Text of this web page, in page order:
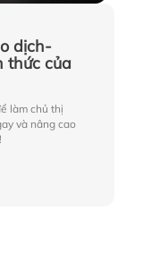
dịch-
thức của
làm chủ thị
và nâng cao